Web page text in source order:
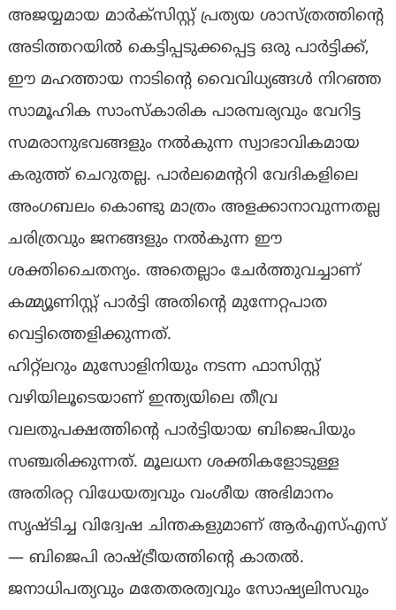
അജയ്യമായ മാർക്സിസ്റ്റ് പ്രത്യയ ശാസ്ത്രത്തിന്റെ
അടിത്തറയിൽ കെട്ടിപ്പടുക്കപ്പെട്ട ഒരു പാർട്ടിക്ക്,
ഈ മഹത്തായ നാടിന്റെ വൈവിധ്യങ്ങൾ നിറഞ്ഞ
സാമൂഹിക സാംസ്കാരിക പാരമ്പര്യവും വേറിട്ട
സമരാനുഭവങ്ങളും നല്‍കുന്ന സ്വാഭാവികമായ
കരുത്ത് ചെറുതല്ല. പാർലമെന്ററി വേദികളിലെ
അംഗബലം കൊണ്ടു മാത്രം അളക്കാനാവുന്നതല്ല
ചരിത്രവും ജനങ്ങളും നല്‍കുന്ന ഈ
ശക്തിചൈതന്യം. അതെല്ലാം ചേർത്തുവച്ചാണ്
കമ്മ്യൂണിസ്റ്റ് പാർട്ടി അതിന്റെ മുന്നേറ്റപാത
വെട്ടിത്തെളിക്കുന്നത്.
ഹിറ്റ്ലറും മുസോളിനിയും നടന്ന ഫാസിസ്റ്റ്
വഴിയിലൂടെയാണ് ഇന്ത്യയിലെ തീവ്ര
വലതുപക്ഷത്തിന്റെ പാർട്ടിയായ ബിജെപിയും
സഞ്ചരിക്കുന്നത്. മൂലധന ശക്തികളോടുള്ള
അതിരറ്റ വിധേയത്വവും വംശീയ അഭിമാനം
സൃഷ്ടിച്ച വിദ്വേഷ ചിന്തകളുമാണ് ആർഎസ്എസ്
— ബിജെപി രാഷ്ട്രീയത്തിന്റെ കാതൽ.
ജനാധിപത്യവും മതേതരത്വവും സോഷ്യലിസവും